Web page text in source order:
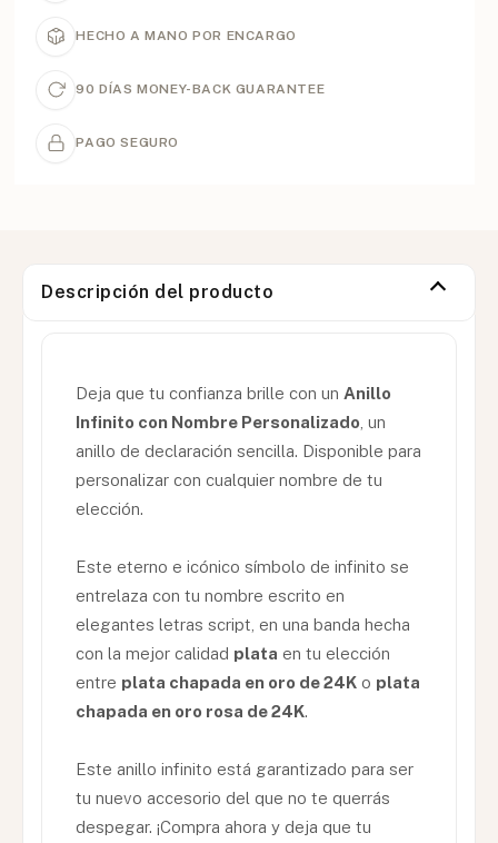
HECHO A MANO POR ENCARGO
90 DÍAS MONEY-BACK GUARANTEE
PAGO SEGURO
Descripción del producto
Deja que tu confianza brille con un Anillo
Infinito con Nombre Personalizado , un
anillo de declaración sencilla. Disponible para
personalizar con cualquier nombre de tu
elección.
Este eterno e icónico símbolo de infinito se
entrelaza con tu nombre escrito en
elegantes letras script, en una banda hecha
con la mejor calidad plata en tu elección
entre plata chapada en oro de 24K o plata
chapada en oro rosa de 24K.
Este anillo infinito está garantizado para ser
tu nuevo accesorio del que no te querrás
despegar. ¡Compra ahora y deja que tu